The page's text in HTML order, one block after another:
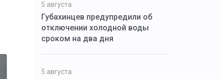
5 августа
Губахинцев предупредили об
отключении холодной воды
сроком на два дня
5 августа